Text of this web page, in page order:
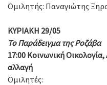
Ομιλητής: Παναγιώτης
KYΡΙΑΚΗ 29/05
Το Παράδειγμα της Ροζάβα
17:00 Κοινωνική
αλλαγή
Ομιλητές: